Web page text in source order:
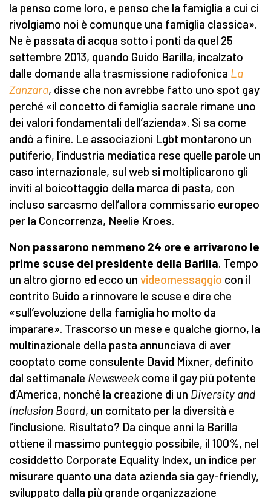
la penso come loro, e penso che la famiglia a cui ci
rivolgiamo noi è comunque una famiglia classica».
Ne è passata di acqua sotto i ponti da quel 25
settembre 2013, quando Guido Barilla, incalzato
dalle domande alla trasmissione radiofonica La
Zanzara, disse che non avrebbe fatto uno spot gay
perché «il concetto di famiglia sacrale rimane uno
dei valori fondamentali dell’azienda». Si sa come
andò a finire. Le associazioni Lgbt montarono un
putiferio, l’industria mediatica rese quelle parole un
caso internazionale, sul web si moltiplicarono gli
inviti al boicottaggio della marca di pasta, con
incluso sarcasmo dell’allora commissario europeo
per la Concorrenza, Neelie Kroes.
Non passarono nemmeno 24 ore e arrivarono le
prime scuse del presidente della Barilla. Tempo
un altro giorno ed ecco un videomessaggio con il
contrito Guido a rinnovare le scuse e dire che
«sull’evoluzione della famiglia ho molto da
imparare». Trascorso un mese e qualche giorno, la
multinazionale della pasta annunciava di aver
cooptato come consulente David Mixner, definito
dal settimanale Newsweek come il gay più potente
d’America, nonché la creazione di un Diversity and
Inclusion Board, un comitato per la diversità e
l’inclusione. Risultato? Da cinque anni la Barilla
ottiene il massimo punteggio possibile, il 100%, nel
cosiddetto Corporate Equality Index, un indice per
misurare quanto una data azienda sia gay-friendly,
sviluppato dalla più grande organizzazione